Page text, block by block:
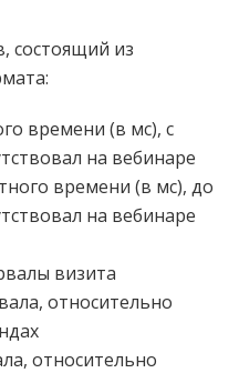
состоящий из
времени (в мс), с
на вебинаре
времени (в мс), до
на вебинаре
визита
относительно
относительно